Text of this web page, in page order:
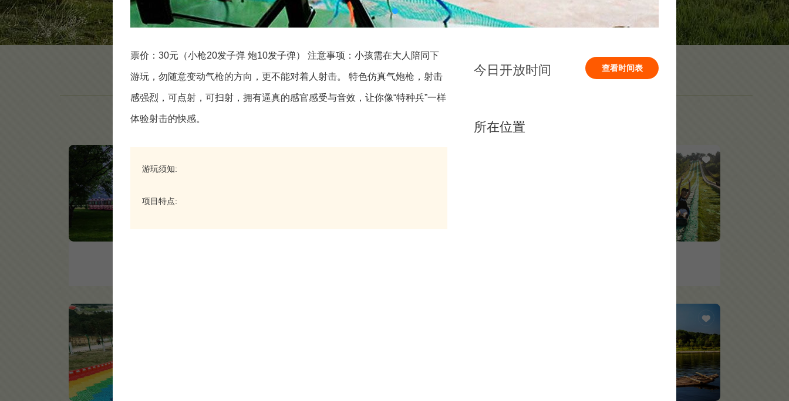
木兰草原主题项目
票价：30元（小枪20发子弹 炮10发子弹） 注意事项：小孩需在大人陪同下
游玩，勿随意变动气枪的方向，更不能对着人射击。 特色仿真气炮枪，射击
感强烈，可点射，可扫射，拥有逼真的感官感受与音效，让你像“特种兵”一样
体验射击的快感。
游玩须知:
项目特点:
今日开放时间 查看时间表
所在位置